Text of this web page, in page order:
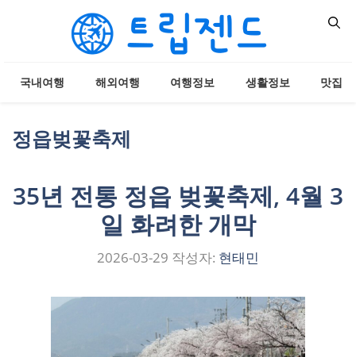
국내여행 해외여행 여행정보 생활정보 맛집
정읍벚꽃축제
35년 전통 정읍 벚꽃축제, 4월 3
일 화려한 개막
2026-03-29 작성자: 현태민